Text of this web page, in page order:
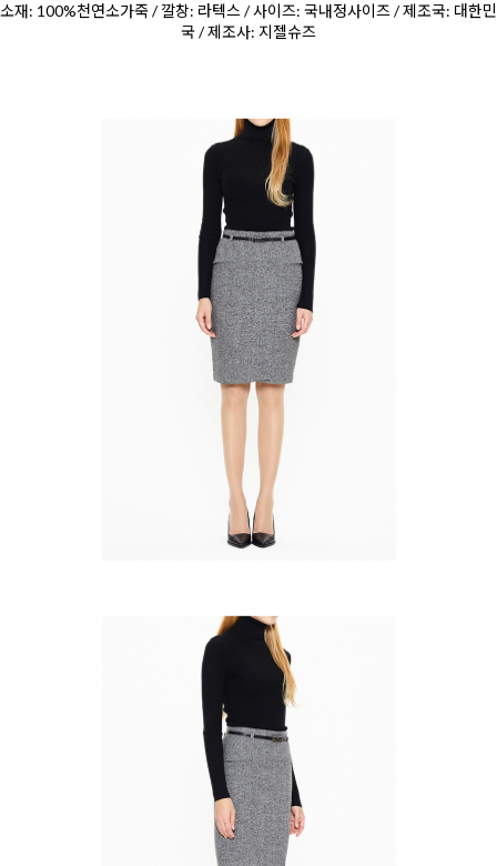
소재: 100%천연소가죽 / 깔창: 라텍스 / 사이즈: 국내정사이즈 / 제조국: 대한민
국 / 제조사: 지젤슈즈